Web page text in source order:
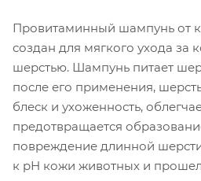
Провитаминный шампунь от
создан для мягкого ухода за
шерстью. Шампунь питает
после его применения,
блеск и ухоженность,
предотвращается
повреждение длинной
к pН кожи животных и